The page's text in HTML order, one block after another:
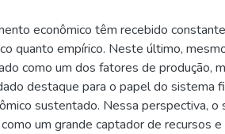
econômico têm recebido
quanto empírico. Neste último,
como um dos fatores de produção,
destaque para o papel do sistema
sustentado. Nessa perspectiva, o
um grande captador de recursos